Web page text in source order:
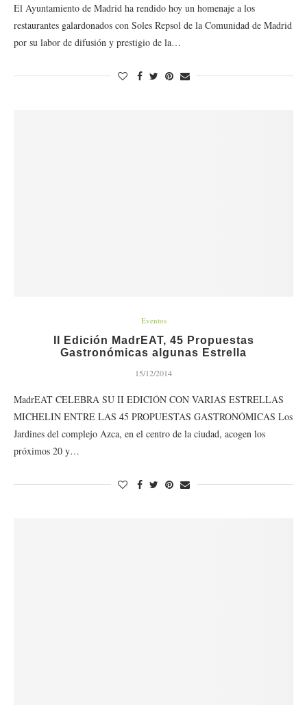
El Ayuntamiento de Madrid ha rendido hoy un homenaje a los
restaurantes galardonados con Soles Repsol de la Comunidad de Madrid
por su labor de difusión y prestigio de la…
Eventos
II Edición MadrEAT, 45 Propuestas
Gastronómicas algunas Estrella
15/12/2014
MadrEAT CELEBRA SU II EDICIÓN CON VARIAS ESTRELLAS
MICHELIN ENTRE LAS 45 PROPUESTAS GASTRONÓMICAS Los
Jardines del complejo Azca, en el centro de la ciudad, acogen los
próximos 20 y…